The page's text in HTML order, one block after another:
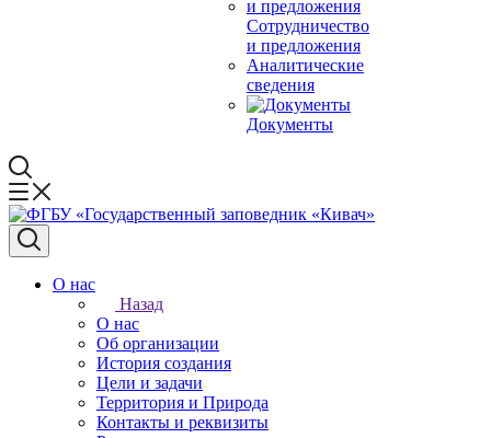
Сотрудничество
и предложения
Аналитические
сведения
Документы
О нас
Назад
О нас
Об организации
История создания
Цели и задачи
Территория и Природа
Контакты и реквизиты